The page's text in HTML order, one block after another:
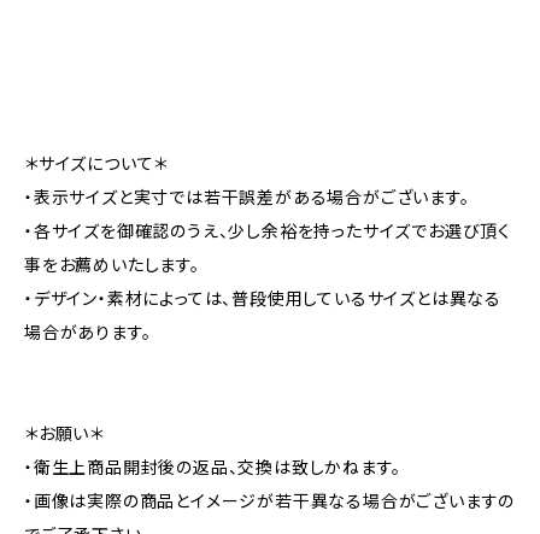
＊サイズについて＊
・表示サイズと実寸では若干誤差がある場合がございます。
・各サイズを御確認のうえ、少し余裕を持ったサイズでお選び頂く
事をお薦めいたします。
・デザイン・素材によっては、普段使用しているサイズとは異なる
場合があります。
＊お願い＊
・衛生上商品開封後の返品、交換は致しかねます。
・画像は実際の商品とイメージが若干異なる場合がございますの